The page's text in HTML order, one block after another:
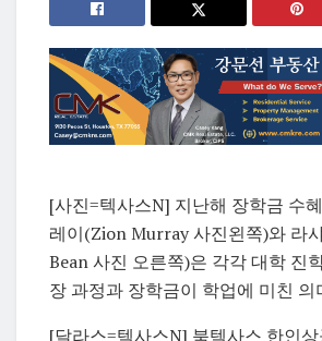
[사진=텍사스N] 지난해 장학금 수
레이(Zion Murray 사진왼쪽)와 라
Bean 사진 오른쪽)은 각각 대학 진
장 과정과 장학금이 학업에 미친 의
[달라스=텍사스N] 북텍사스 한인